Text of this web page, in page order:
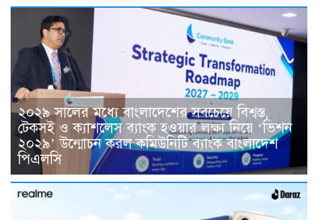
২০২৯ সালের মধ্যে বাংলাদেশের সবচেয়ে বিশ্বস্ত,
টেকসই ও ক্যাশলেস ব্যাংক হওয়ার লক্ষ্য নিয়ে ‘ভিশন
২০২৯’ উন্মোচন করল কমিউনিটি ব্যাংক বাংলাদেশ
পিএলসি